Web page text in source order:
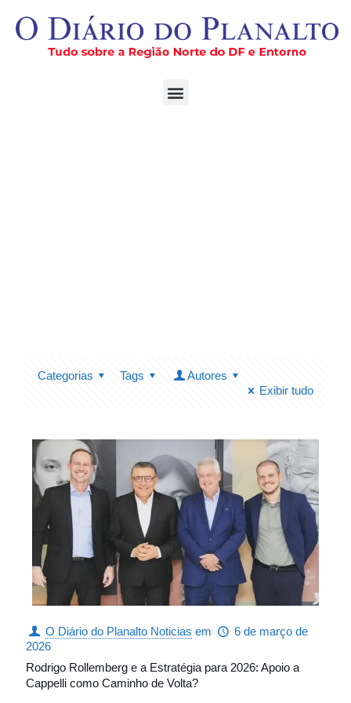
Categorias Tags
Autores
Exibir tudo
O Diário do Planalto Noticias em
6 de março de
2026
Rodrigo Rollemberg e a Estratégia para 2026: Apoio a
Cappelli como Caminho de Volta?